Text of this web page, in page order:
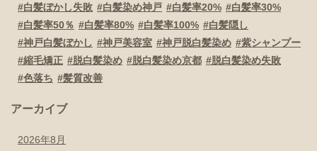
白髪ぼかし失敗
白髪染め神戸 白髪率20%
白髪率30%
白髪率50％
白髪率80% 白髪率100%
白髪隠し
神戸白髪ぼかし
神戸美容室 神戸脱白髪染め
紫シャンプー
縮毛矯正
脱白髪染め 脱白髪染め京都
脱白髪染め失敗
色落ち
髪質改善
アーカイブ
2026年8月